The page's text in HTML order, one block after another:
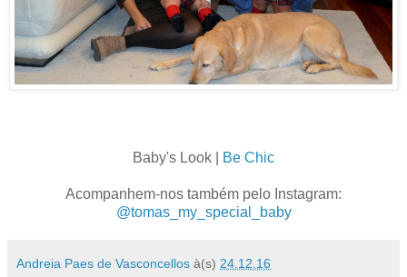
Baby's Look | Be Chic
Acompanhem-nos também pelo Instagram:
@tomas_my_special_baby
Andreia Paes de Vasconcellos à(s) 24.12.16